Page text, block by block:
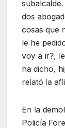
dos
cosas que
le he
voy a ir?,
ha dicho,
relató la
En la
Policía